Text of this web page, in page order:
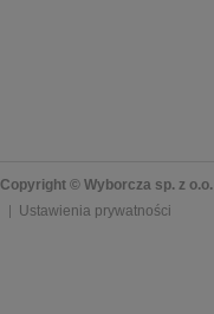
Copyright © Wyborcza sp. z o.o.
Ustawienia prywatności